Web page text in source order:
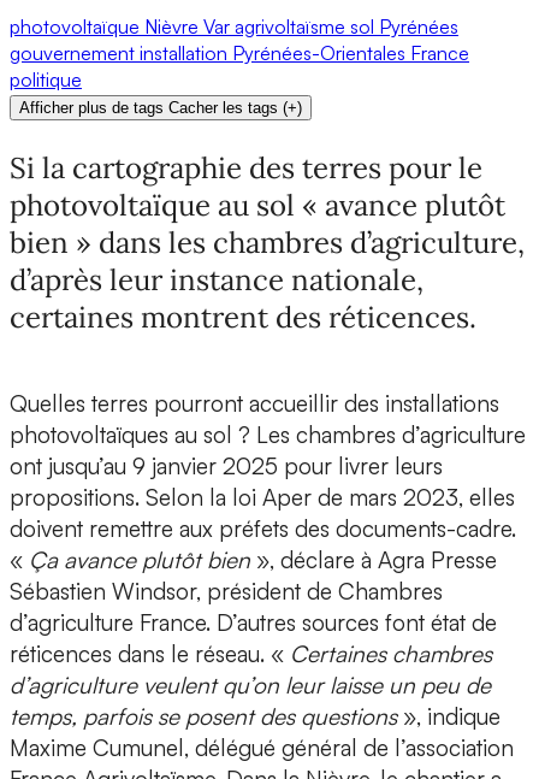
photovoltaïque Nièvre Var agrivoltaïsme sol Pyrénées
gouvernement installation Pyrénées-Orientales France
politique
Afficher plus de tags Cacher les tags (+)
Si la cartographie des terres pour le
photovoltaïque au sol « avance plutôt
bien » dans les chambres d’agriculture,
d’après leur instance nationale,
certaines montrent des réticences.
Quelles terres pourront accueillir des installations
photovoltaïques au sol ? Les chambres d’agriculture
ont jusqu’au 9 janvier 2025 pour livrer leurs
propositions. Selon la loi Aper de mars 2023, elles
doivent remettre aux préfets des documents-cadre.
« Ça avance plutôt bien », déclare à Agra Presse
Sébastien Windsor, président de Chambres
d’agriculture France. D’autres sources font état de
réticences dans le réseau. « Certaines chambres
d’agriculture veulent qu’on leur laisse un peu de
temps, parfois se posent des questions», indique
Maxime Cumunel, délégué général de l’association